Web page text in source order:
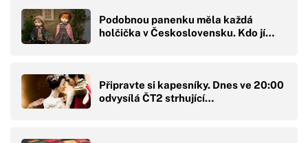
Podobnou panenku měla každá
holčička v Československu. Kdo jí…
Připravte si kapesníky. Dnes ve 20:00
odvysílá ČT2 strhující…